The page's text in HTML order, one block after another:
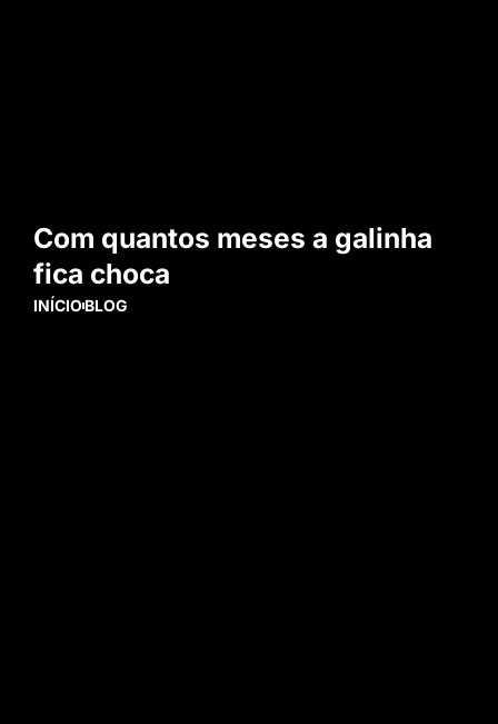
Com quantos meses a galinha
fica choca
INÍCIOBLOG